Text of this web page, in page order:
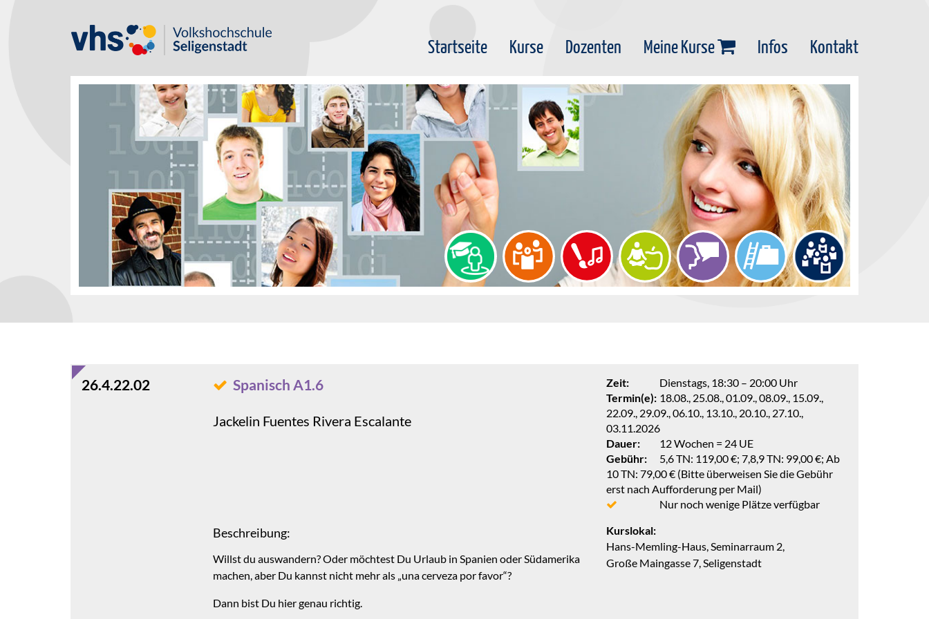
Startseite Kurse Dozenten Meine Kurse Infos Kontakt
26.4.22.02 Spanisch A1.6
Jackelin Fuentes Rivera Escalante
Zeit:
Dienstags, 18:30 – 20:00 Uhr
Termin(e): 18.08., 25.08., 01.09., 08.09., 15.09.,
22.09., 29.09., 06.10., 13.10., 20.10., 27.10.,
03.11.2026
Dauer:
12 Wochen = 24 UE
Gebühr:
5,6 TN: 119,00 €; 7,8,9 TN: 99,00 €; Ab
10 TN: 79,00 € (Bitte überweisen Sie die Gebühr
erst nach Aufforderung per Mail)
Nur noch wenige Plätze verfügbar
Beschreibung:
Willst du auswandern? Oder möchtest Du Urlaub in Spanien oder Südamerika
machen, aber Du kannst nicht mehr als „una cerveza por favor“?
Dann bist Du hier genau richtig.
Kurslokal:
Hans-Memling-Haus, Seminarraum 2,
Große Maingasse 7, Seligenstadt